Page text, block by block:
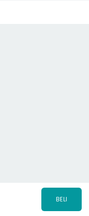
BELI